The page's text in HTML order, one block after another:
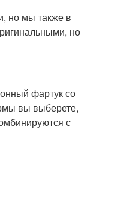
но мы также в
но
фартук со
вы выберете,
с